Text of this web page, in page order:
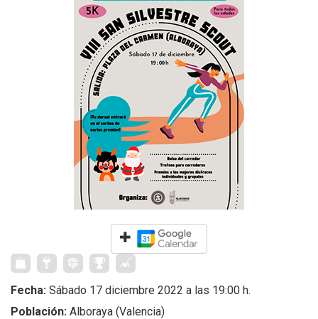
Fecha: Sábado 17 diciembre 2022 a las 19:00 h.
Población: Alboraya (Valencia)